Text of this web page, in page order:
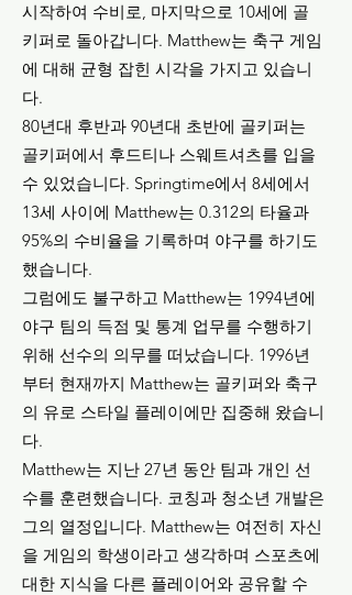
시작하여 수비로, 마지막으로 10세에 골
키퍼로 돌아갑니다. Matthew는 축구 게임
에 대해 균형 잡힌 시각을 가지고 있습니
다.
80년대 후반과 90년대 초반에 골키퍼는
골키퍼에서 후드티나 스웨트셔츠를 입을
수 있었습니다. Springtime에서 8세에서
13세 사이에 Matthew는 0.312의 타율과
95%의 수비율을 기록하며 야구를 하기도
했습니다.
그럼에도 불구하고 Matthew는 1994년에
야구 팀의 득점 및 통계 업무를 수행하기
위해 선수의 의무를 떠났습니다. 1996년
부터 현재까지 Matthew는 골키퍼와 축구
의 유로 스타일 플레이에만 집중해 왔습니
다.
Matthew는 지난 27년 동안 팀과 개인 선
수를 훈련했습니다. 코칭과 청소년 개발은
그의 열정입니다. Matthew는 여전히 자신
을 게임의 학생이라고 생각하며 스포츠에
대한 지식을 다른 플레이어와 공유할 수